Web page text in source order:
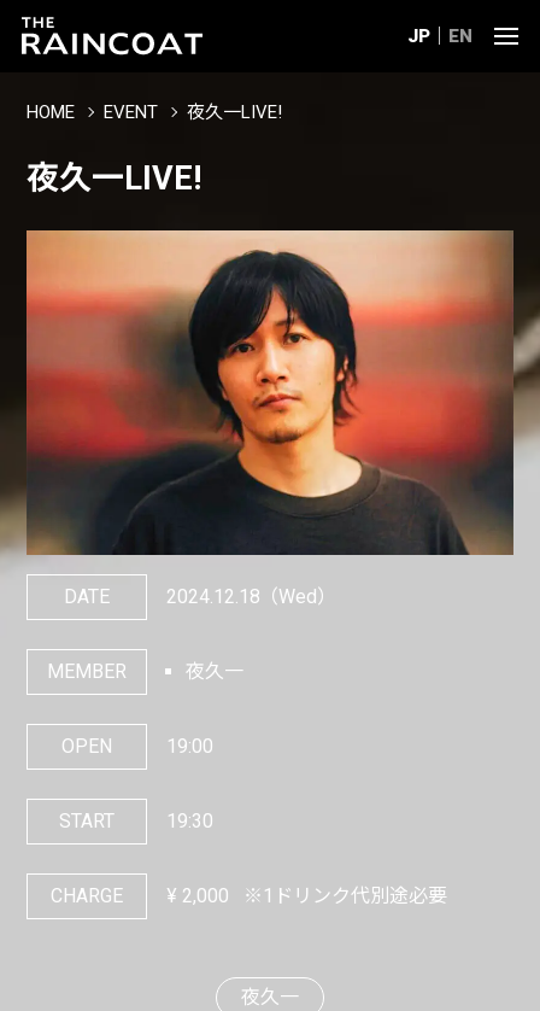
JP EN
HOME EVENT 夜久一LIVE!
夜久一LIVE!
DATE 2024.12.18 （Wed）
MEMBER 夜久一
OPEN 19:00
START 19:30
CHARGE ¥ 2,000 ※1ドリンク代別途必要
夜久一